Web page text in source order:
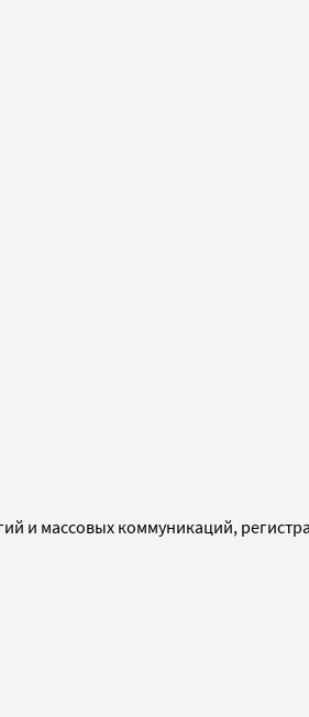
и массовых коммуникаций,